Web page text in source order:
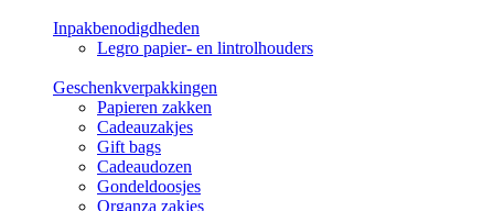
Inpakbenodigdheden
Legro papier- en lintrolhouders
Geschenkverpakkingen
Papieren zakken
Cadeauzakjes
Gift bags
Cadeaudozen
Gondeldoosjes
Organza zakjes